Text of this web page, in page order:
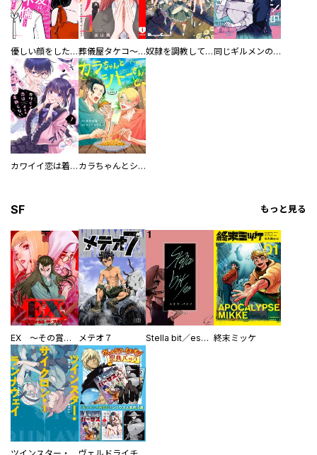
優しい顔をした親友は、夫と不倫して私の家に入り込んできた。 葬儀屋タケコ～あなたの最期、叶えます【電子単行本版】 奴隷を調教してハーレム作る 同じギルメンの声が好き
カワイイ恋は着飾らない カラちゃんとシトーさんと、 【分冊版】
SF もっと見る
EX ～その賞金稼ぎは、世界の出口を探す～【単行本版】 メテオ７ Stella bit／es【単話版】 終末ミッケ